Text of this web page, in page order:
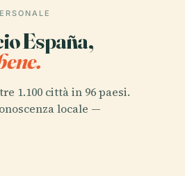
España,
1.100 città in 96 paesi.
locale —